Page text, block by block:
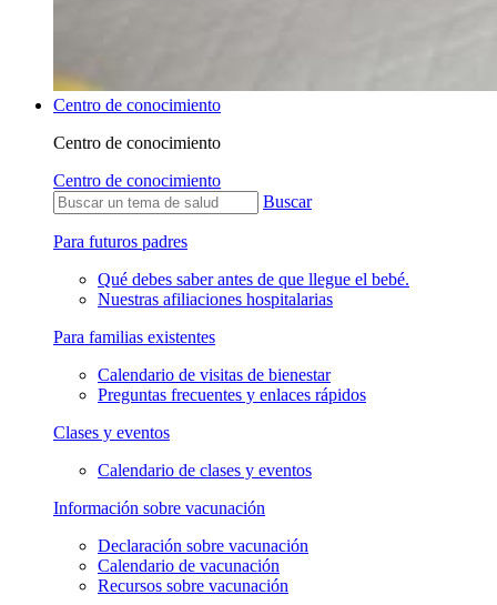
Centro de conocimiento
Centro de conocimiento
Centro de conocimiento
Buscar
Para futuros padres
Qué debes saber antes de que llegue el bebé.
Nuestras afiliaciones hospitalarias
Para familias existentes
Calendario de visitas de bienestar
Preguntas frecuentes y enlaces rápidos
Clases y eventos
Calendario de clases y eventos
Información sobre vacunación
Declaración sobre vacunación
Calendario de vacunación
Recursos sobre vacunación